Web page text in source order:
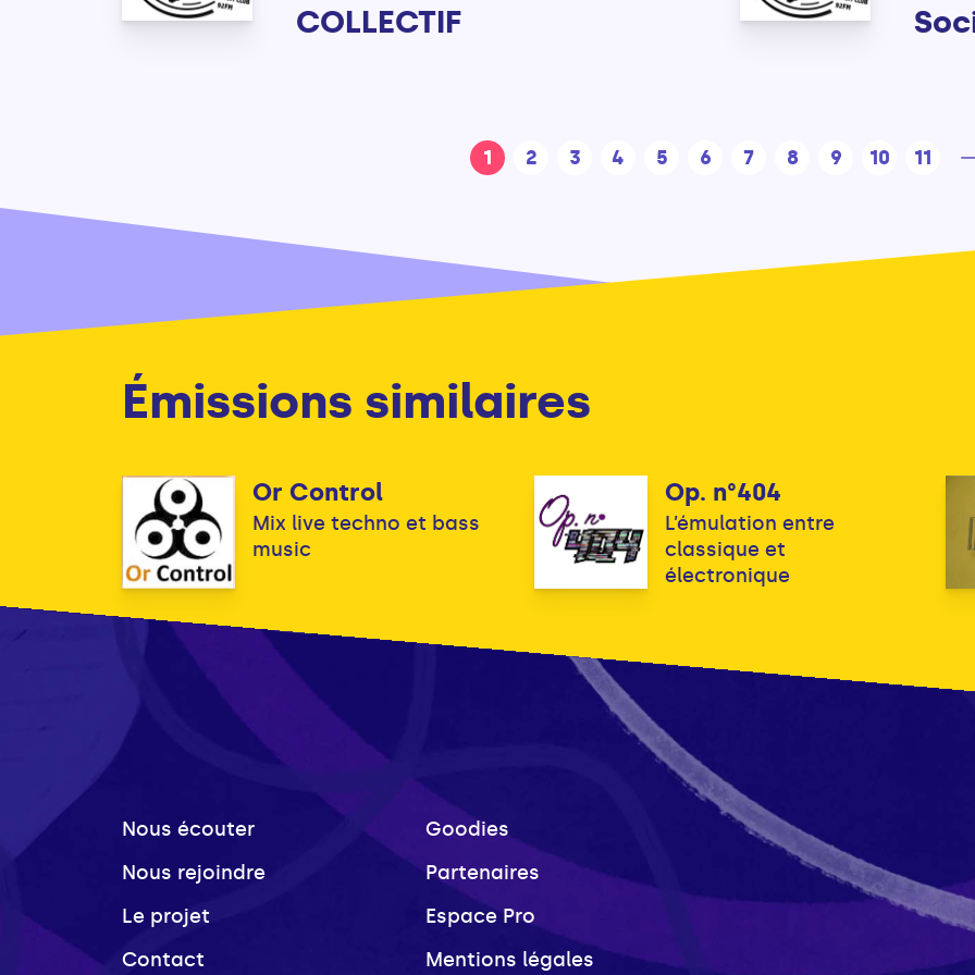
COLLECTIF
1 2 3 4 5 6 7 8 9 10 11
Émissions similaires
Or Control
Mix live techno et bass
music
Op. n°404
L’émulation entre
classique et
électronique
Nous écouter
Nous rejoindre
Le projet
Contact
Goodies
Partenaires
Espace Pro
Mentions légales